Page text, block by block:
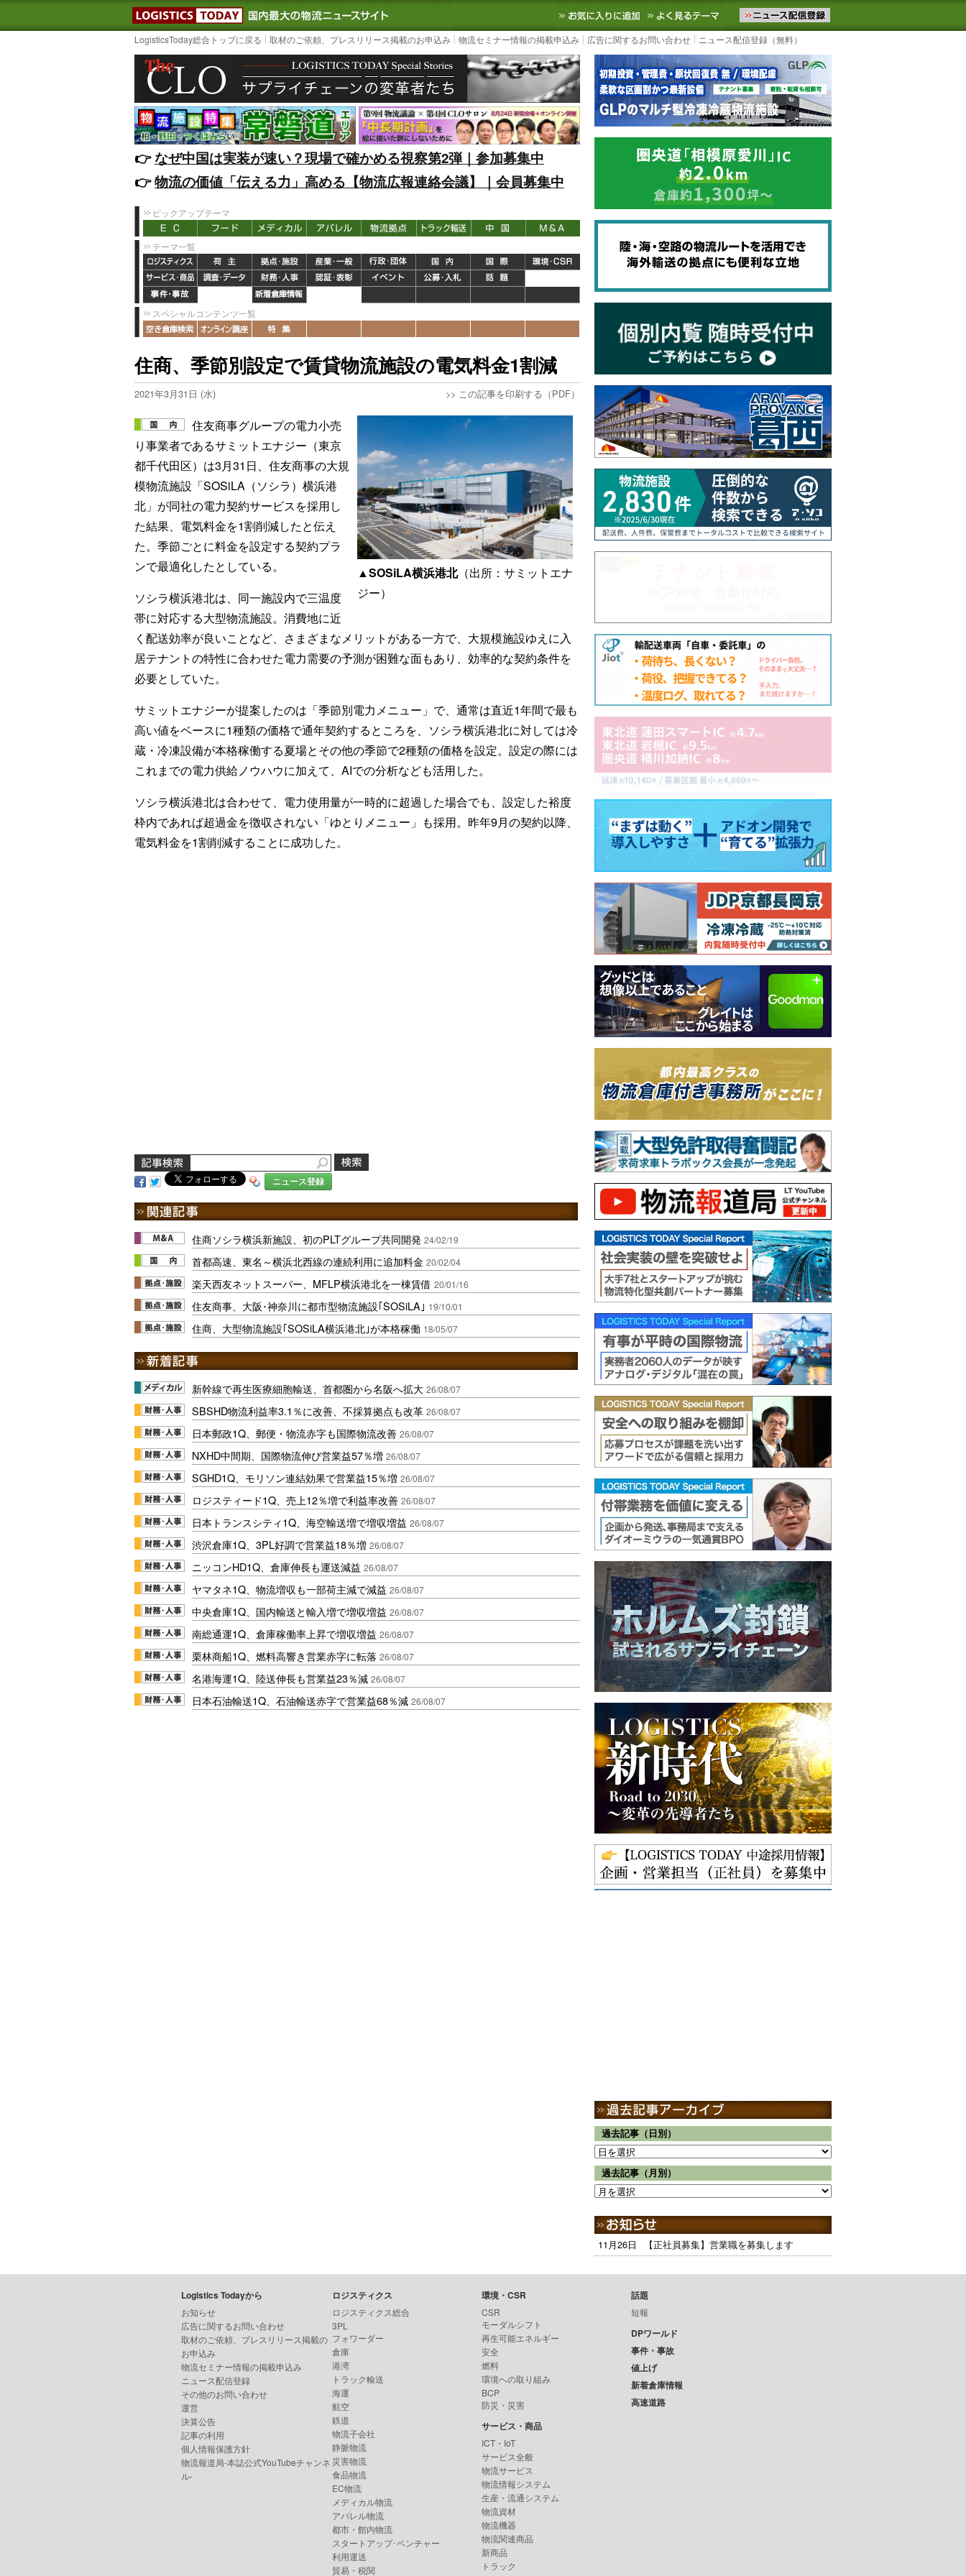
LOGISTICS TODAY｜国内最大の物流ニュースサイト3PL, SCMなど国内外の最新の物流ニュースをお届けします。物流ニュースメール配信を登録す
お気に入りに追加 よく見るテーマ
LogisticsToday総合トップに戻る 取材のご依頼、プレスリリース掲載のお申込み 物流セミナー情報の掲載申込み 広告に関するお問い合わせ ニュース配信登録（無料）
👉️なぜ中国は実装が速い？現場で確かめる視察第2弾｜参加募集中
👉️物流の価値「伝える力」高める【物流広報連絡会議】｜会員募集中
ピックアップテーマ
テーマ一覧
スペシャルコンテンツ一覧
住商、季節別設定で賃貸物流施設の電気料金1割減
2021年3月31日 (水) >> この記事を印刷する（PDF）
▲SOSiLA横浜港北（出所：サミットエナ
ジー）
住友商事グループの電力小売
り事業者であるサミットエナジー（東京
都千代田区）は3月31日、住友商事の大規
模物流施設「SOSiLA（ソシラ）横浜港
北」が同社の電力契約サービスを採用し
た結果、電気料金を1割削減したと伝え
た。季節ごとに料金を設定する契約プラ
ンで最適化したとしている。
ソシラ横浜港北は、同一施設内で三温度
帯に対応する大型物流施設。消費地に近
く配送効率が良いことなど、さまざまなメリットがある一方で、大規模施設ゆえに入
居テナントの特性に合わせた電力需要の予測が困難な面もあり、効率的な契約条件を
必要としていた。
サミットエナジーが提案したのは「季節別電力メニュー」で、通常は直近1年間で最も
高い値をベースに1種類の価格で通年契約するところを、ソシラ横浜港北に対しては冷
蔵・冷凍設備が本格稼働する夏場とその他の季節で2種類の価格を設定。設定の際には
これまでの電力供給ノウハウに加えて、AIでの分析なども活用した。
ソシラ横浜港北は合わせて、電力使用量が一時的に超過した場合でも、設定した裕度
枠内であれば超過金を徴収されない「ゆとりメニュー」も採用。昨年9月の契約以降、
電気料金を1割削減することに成功した。
ニュース登録
住商ソシラ横浜新施設、初のPLTグループ共同開発 24/02/19
首都高速、東名～横浜北西線の連続利用に追加料金 20/02/04
楽天西友ネットスーパー、MFLP横浜港北を一棟賃借 20/01/16
住友商事、大阪･神奈川に都市型物流施設｢SOSiLA｣ 19/10/01
住商、大型物流施設｢SOSiLA横浜港北｣が本格稼働 18/05/07
新幹線で再生医療細胞輸送、首都圏から名阪へ拡大 26/08/07
SBSHD物流利益率3.1％に改善、不採算拠点も改革 26/08/07
日本郵政1Q、郵便・物流赤字も国際物流改善 26/08/07
NXHD中間期、国際物流伸び営業益57％増 26/08/07
SGHD1Q、モリソン連結効果で営業益15％増 26/08/07
ロジスティード1Q、売上12％増で利益率改善 26/08/07
日本トランスシティ1Q、海空輸送増で増収増益 26/08/07
渋沢倉庫1Q、3PL好調で営業益18％増 26/08/07
ニッコンHD1Q、倉庫伸長も運送減益 26/08/07
ヤマタネ1Q、物流増収も一部荷主減で減益 26/08/07
中央倉庫1Q、国内輸送と輸入増で増収増益 26/08/07
南総通運1Q、倉庫稼働率上昇で増収増益 26/08/07
栗林商船1Q、燃料高響き営業赤字に転落 26/08/07
名港海運1Q、陸送伸長も営業益23％減 26/08/07
日本石油輸送1Q、石油輸送赤字で営業益68％減 26/08/07
過去記事（日別）
過去記事（月別）
11月26日 【正社員募集】営業職を募集します
Logistics Todayから
お知らせ
広告に関するお問い合わせ
取材のご依頼、プレスリリース掲載の
お申込み
物流セミナー情報の掲載申込み
ニュース配信登録
その他のお問い合わせ
運営
決算公告
記事の利用
個人情報保護方針
物流報道局-本誌公式YouTubeチャンネ
ル-
ロジスティクス
ロジスティクス総合
3PL
フォワーダー
倉庫
港湾
トラック輸送
海運
航空
鉄道
物流子会社
静脈物流
災害物流
食品物流
EC物流
メディカル物流
アパレル物流
都市・館内物流
スタートアップ･ベンチャー
利用運送
貿易・税関
環境・CSR
CSR
モーダルシフト
再生可能エネルギー
安全
燃料
環境への取り組み
BCP
防災・災害
サービス・商品
ICT・IoT
サービス全般
物流サービス
物流情報システム
生産・流通システム
物流資材
物流機器
物流関連商品
新商品
トラック
話題
短報
DPワールド
事件・事故
値上げ
新着倉庫情報
高速道路